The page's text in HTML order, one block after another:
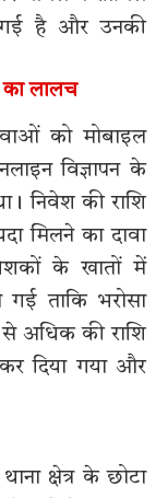
गई है और उनकी
का लालच
को मोबाइल
विज्ञापन के
निवेश की राशि
मिलने का दावा
के खातों में
ताकि भरोसा
अधिक की राशि
दिया गया और
क्षेत्र के छोटा